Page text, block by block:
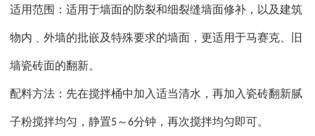
适用范围：适用于墙面的防裂和细裂缝墙面修补，以及建筑
物内﹑外墙的批嵌及特殊要求的墙面，更适用于马赛克、旧
墙瓷砖面的翻新。
配料方法：先在搅拌桶中加入适当清水，再加入瓷砖翻新腻
子粉搅拌均匀，静置5～6分钟，再次搅拌均匀即可。